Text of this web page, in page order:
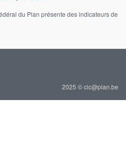
du Plan présente des indicateurs de
2025 © cic@plan.be